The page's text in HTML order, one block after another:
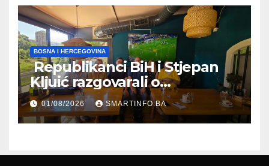
BOSNA I HERCEGOVINA
Republikanci BiH i Stjepan
Kljuić razgovarali o
evropskom putu Bosne i
Hercegovine
01/08/2026 SMARTINFO.BA